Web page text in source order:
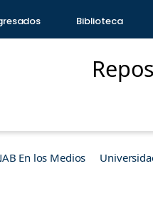
Biblioteca
En los Medios